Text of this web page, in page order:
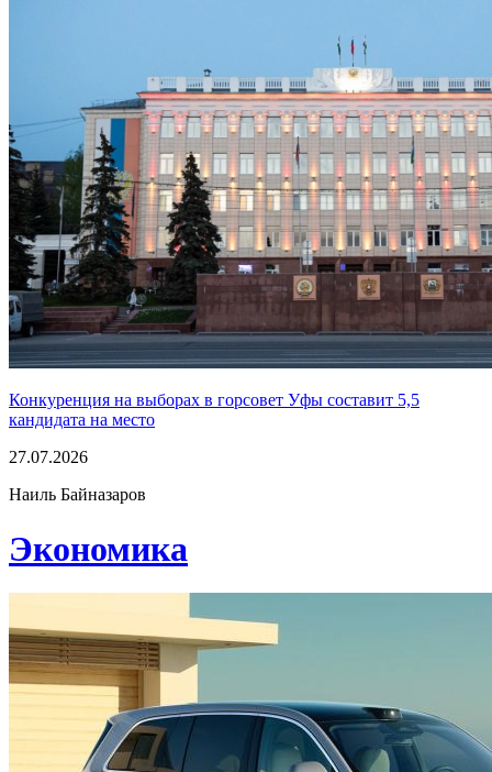
Конкуренция на выборах в горсовет Уфы составит 5,5
кандидата на место
27.07.2026
Наиль Байназаров
Экономика